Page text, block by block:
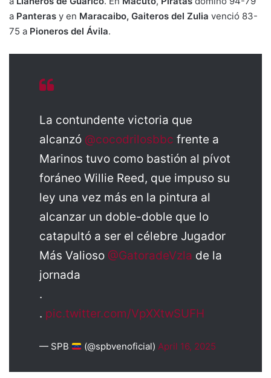
a Panteras y en Maracaibo, Gaiteros del Zulia venció 83-
75 a Pioneros del Ávila.
La contundente victoria que
alcanzó @cocodrilosbbc frente a
Marinos tuvo como bastión al pívot
foráneo Willie Reed, que impuso su
ley una vez más en la pintura al
alcanzar un doble-doble que lo
catapultó a ser el célebre Jugador
Más Valioso @GatoradeVzla de la
jornada
.
. pic.twitter.com/VpXXtwSUFH
— SPB (@spbvenoficial)April 16, 2025